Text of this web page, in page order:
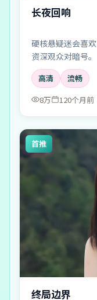
长夜回响
硬核悬疑迷会喜
资深观众对暗号。
高清
流畅
8万
120个月前
首推
终局边界